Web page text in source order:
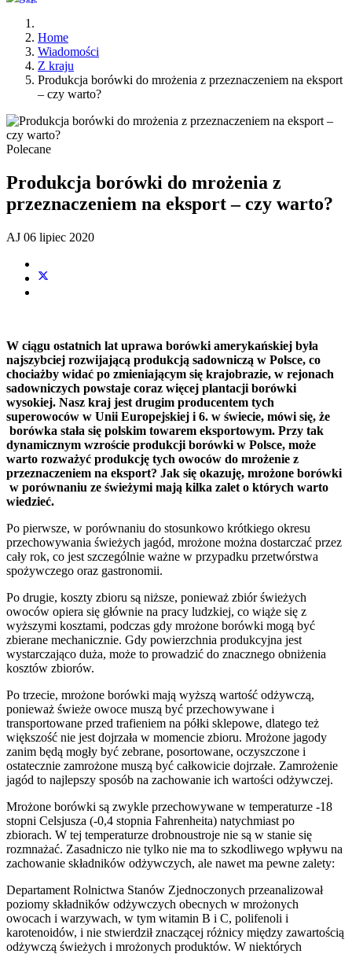
Home
Wiadomości
Z kraju
Produkcja borówki do mrożenia z przeznaczeniem na eksport
– czy warto?
Polecane
Produkcja borówki do mrożenia z
przeznaczeniem na eksport – czy warto?
AJ 06 lipiec 2020
W ciągu ostatnich lat uprawa borówki amerykańskiej była
najszybciej rozwijającą produkcją sadowniczą w Polsce, co
chociażby widać po zmieniającym się krajobrazie, w rejonach
sadowniczych powstaje coraz więcej plantacji borówki
wysokiej. Nasz kraj jest drugim producentem tych
superowoców w Unii Europejskiej i 6. w świecie, mówi się, że
borówka stała się polskim towarem eksportowym. Przy tak
dynamicznym wzroście produkcji borówki w Polsce, może
warto rozważyć produkcję tych owoców do mrożenie z
przeznaczeniem na eksport? Jak się okazuję, mrożone borówki
w porównaniu ze świeżymi mają kilka zalet o których warto
wiedzieć.
Po pierwsze, w porównaniu do stosunkowo krótkiego okresu
przechowywania świeżych jagód, mrożone można dostarczać przez
cały rok, co jest szczególnie ważne w przypadku przetwórstwa
spożywczego oraz gastronomii.
Po drugie, koszty zbioru są niższe, ponieważ zbiór świeżych
owoców opiera się głównie na pracy ludzkiej, co wiąże się z
wyższymi kosztami, podczas gdy mrożone borówki mogą być
zbierane mechanicznie. Gdy powierzchnia produkcyjna jest
wystarczająco duża, może to prowadzić do znacznego obniżenia
kosztów zbiorów.
Po trzecie, mrożone borówki mają wyższą wartość odżywczą,
ponieważ świeże owoce muszą być przechowywane i
transportowane przed trafieniem na półki sklepowe, dlatego też
większość nie jest dojrzała w momencie zbioru. Mrożone jagody
zanim będą mogły być zebrane, posortowane, oczyszczone i
ostatecznie zamrożone muszą być całkowicie dojrzałe. Zamrożenie
jagód to najlepszy sposób na zachowanie ich wartości odżywczej.
Mrożone borówki są zwykle przechowywane w temperaturze -18
stopni Celsjusza (-0,4 stopnia Fahrenheita) natychmiast po
zbiorach. W tej temperaturze drobnoustroje nie są w stanie się
rozmnażać. Zasadniczo nie tylko nie ma to szkodliwego wpływu na
zachowanie składników odżywczych, ale nawet ma pewne zalety:
Departament Rolnictwa Stanów Zjednoczonych przeanalizował
poziomy składników odżywczych obecnych w mrożonych
owocach i warzywach, w tym witamin B i C, polifenoli i
karotenoidów, i nie stwierdził znaczącej różnicy między zawartością
odżywczą świeżych i mrożonych produktów. W niektórych